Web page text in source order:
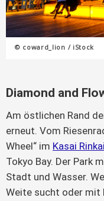
© coward_lion / iStock
Diamond and
Am östlichen Rand
erneut. Vom
Wheel“ im Kasai
Tokyo Bay. Der Park
Stadt und Wasser.
Weite sucht oder mit